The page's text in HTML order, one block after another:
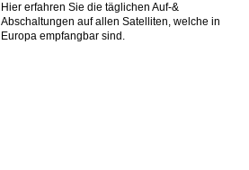
Hier erfahren Sie die täglichen Auf-&
Abschaltungen auf allen Satelliten, welche in
Europa empfangbar sind.